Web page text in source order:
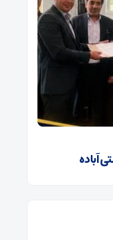
آباده